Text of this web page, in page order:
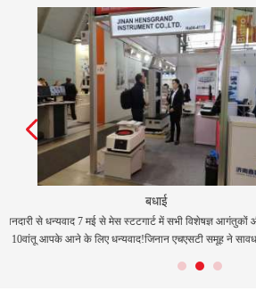
HST दुबई में Arablab एक्सपो 2019 में
हंसीजुड़ेंगेArablabदुबई में 12 वीं से 14 मार्च तक एक्सपो। हम हॉल
विभिन्न सामग्रियों के लिए उपयोग किए जाने वाले परीक्षण
है। यह नवीनतम परीक्षण तकनीक को देखने, नए